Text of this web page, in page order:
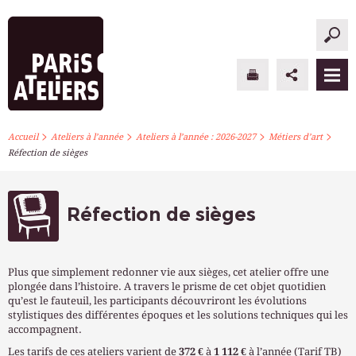
PARIS ATELIERS
ATELIERS À L’ANNÉE
INFOS PRATIQUES
S’INSCRIRE
Accueil> Ateliers à l’année> Ateliers à l’année : 2026-2027> Métiers d’art>
Réfection de sièges
Réfection de sièges
Plus que simplement redonner vie aux sièges, cet atelier offre une
plongée dans l’histoire. A travers le prisme de cet objet quotidien
qu’est le fauteuil, les participants découvriront les évolutions
stylistiques des différentes époques et les solutions techniques qui les
accompagnent.
Les tarifs de ces ateliers varient de 372 € à 1 112 € à l’année (Tarif TB)